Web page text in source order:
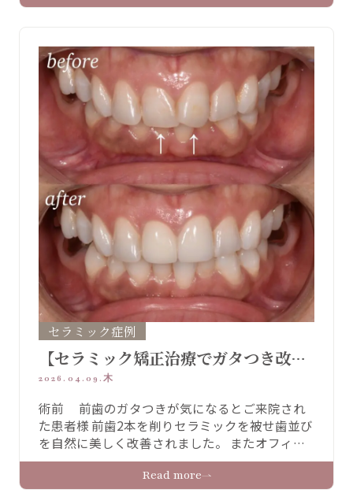
セラミッククラウン 792,000円 技工士立ち
欠けたり外れる場合がありま …
セラミック症例
【セラミック矯正治療でガタつき改
善：セラミック症例】
2026.04.09.木
術前 前歯のガタつきが気になるとご来院され
た患者様 前歯2本を削りセラミックを被せ歯並び
を自然に美しく改善されました。 またオフィス
ホワイトニングを併用することで周囲の歯もト
ーンアップしより美しく仕上がりました。 術前
術後 治療詳細 治療内容 プレミアムセラミックク
Read more